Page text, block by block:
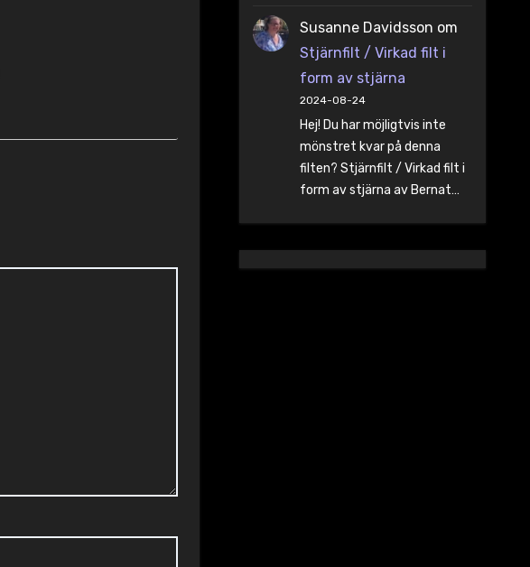
Susanne Davidsson om
Stjärnfilt / Virkad filt i
form av stjärna
2024-08-24
Hej! Du har möjligtvis inte
mönstret kvar på denna
filten? Stjärnfilt / Virkad filt i
form av stjärna av Bernat…